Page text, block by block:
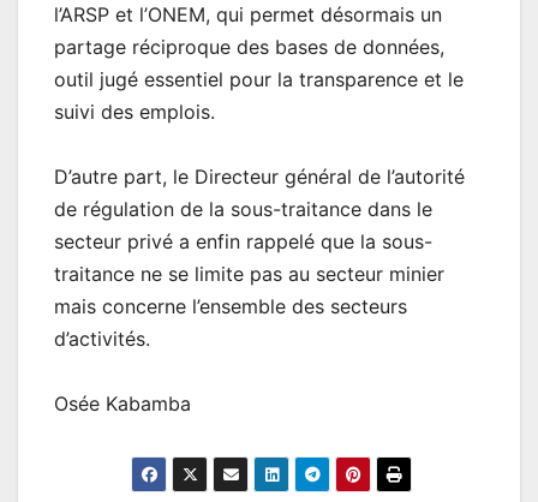
l’ARSP et l’ONEM, qui permet désormais un
partage réciproque des bases de données,
outil jugé essentiel pour la transparence et le
suivi des emplois.
D’autre part, le Directeur général de l’autorité
de régulation de la sous-traitance dans le
secteur privé a enfin rappelé que la sous-
traitance ne se limite pas au secteur minier
mais concerne l’ensemble des secteurs
d’activités.
Osée Kabamba